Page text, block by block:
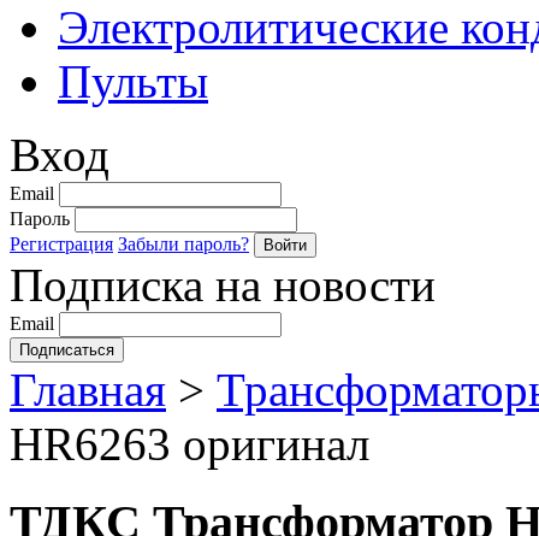
Электролитические
Пульты
Вход
Email
Пароль
Регистрация Забыли пароль?
Подписка на новости
Email
Главная >
HR6263 оригинал
ТДКС Трансформатор